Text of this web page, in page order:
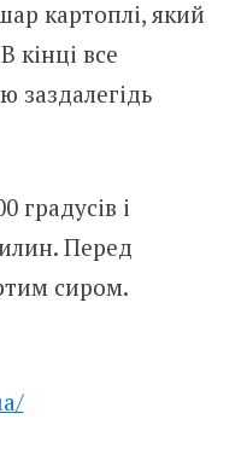
картоплі, який
кінці все
заздалегідь
градусів і
Перед
сиром.